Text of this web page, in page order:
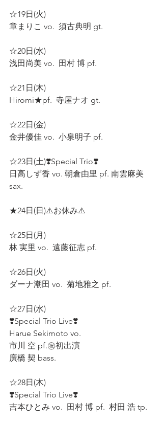
☆19日(火)
章まりこ vo.  須古典明 gt.
☆20日(水)
浅田尚美 vo.  田村 博 pf.
☆21日(木)
Hiromi★pf.  寺屋ナオ gt.
☆22日(金)
金井優佳 vo.  小泉明子 pf.
☆23日(土)❣️Special Trio❣️
日高しず香 vo. 朝倉由里 pf. 南雲麻美
sax.
★24日(日)⚠️お休み⚠️
☆25日(月)
林 実里 vo.  遠藤征志 pf.
☆26日(火)
ダーナ潮田 vo.  菊地雅之 pf.
☆27日(水)
❣️Special Trio Live❣️
Harue Sekimoto vo.
市川 空 pf.㊗️初出演
廣橋 契 bass.
☆28日(木)
❣️Special Trio Live❣️
吉本ひとみ vo.  田村 博 pf.  村田 浩 tp.